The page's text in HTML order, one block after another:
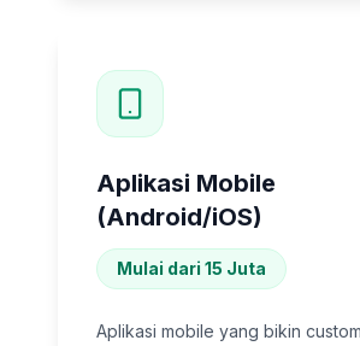
Aplikasi Mobile
(Android/iOS)
Mulai dari 15 Juta
Aplikasi mobile yang bikin